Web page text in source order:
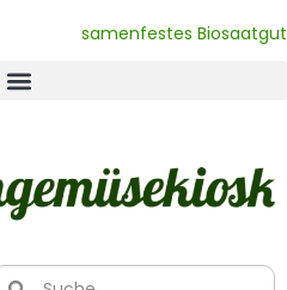
samenfestes Biosaatgut